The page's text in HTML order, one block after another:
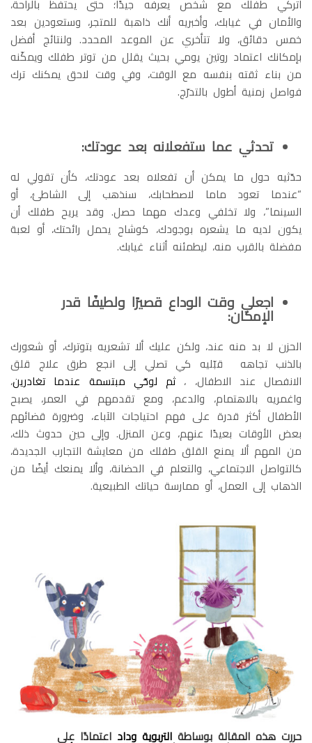
اتركي طفلك مع شخص يعرفه جيدًا؛ حتى يحتفظ بالراحة،
والأمان في غيابك، وأخبريه أنك ذاهبة للمتجر، وستعودين بعد
خمس دقائق، ولا تتأخري عن الموعد المحدد. ولنتائج أفضل
بإمكانك اعتماد روتين يومي بحيث يقلل من توتر طفلك ويمكّنه
من بناء ثقته بنفسه مع الوقت، وفي وقت لاحق يمكنك ترك
فواصل زمنية أطول بالتدرّج.
تحدثي عما ستفعلانه بعد عودتك:
حدّثيه حول ما يمكن أن تفعلاه بعد عودتك، كأن تقولي له
“عندما تعود ماما لاصطحابك، سنذهب إلى الشاطئ، أو
السينما”، ولا تخلفي وعدك مهما حصل. وقد يريح طفلك أن
يكون لديه ما يشعره بوجودك، كوشاح يحمل رائحتك، أو لعبة
مفضلة بالقرب منه، ليطمئنه أثناء غيابك.
اجعلي وقت الوداع قصيرًا ولطيفًا قدر
الإمكان:
الحزن لا بد منه عند، ولكن عليك ألا تشعريه بتوترك، أو شعورك
بالذنب تجاهه قبّليه كي تصلي إلى انجع طرق علاج قلق
الانفصال عند الاطفال، ، ثم لوحّي مبتسمة عندما تغادرين،
واغمريه بالاهتمام، والدعم، ومع تقدمهم في العمر، يصبح
الأطفال أكثر قدرة على فهم احتياجات الآباء، وضرورة قضائهم
بعض الأوقات بعيدًا عنهم، وعن المنزل. وإلى حين حدوث ذلك،
من المهم ألا يمنع القلق طفلك من معايشة التجارب الجديدة،
كالتواصل الاجتماعي، والتعلم في الحضانة، وألا يمنعك أيضًا من
الذهاب إلى العمل، أو ممارسة حياتك الطبيعية.
حررت هذه المقالة بوساطة التربوية وداد اعتمادًا على